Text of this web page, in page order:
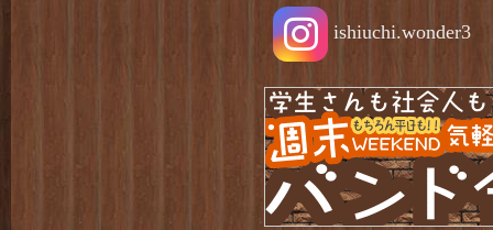
ishiuchi.wonder3